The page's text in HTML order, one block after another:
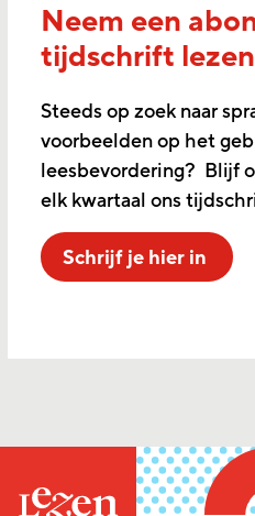
Neem een
tijdschrift lezen
Steeds op zoek naar
voorbeelden op het
leesbevordering? Blijf
elk kwartaal ons
Schrijf je hier in